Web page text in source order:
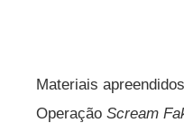
Materiais
Operação Scream